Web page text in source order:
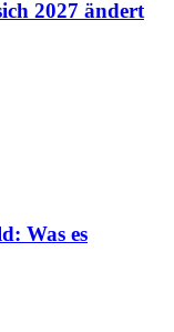
2027 ändert
Was es